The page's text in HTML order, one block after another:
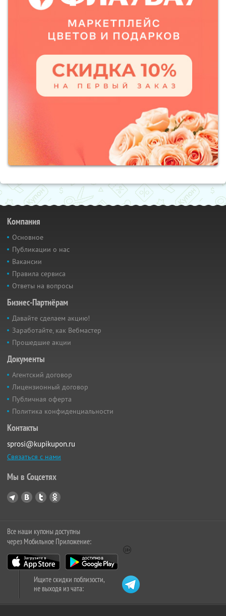
Компания
Основное
Публикации о нас
Вакансии
Правила сервиса
Ответы на вопросы
Бизнес-Партнёрам
Давайте сделаем акцию!
Заработайте, как Вебмастер
Прошедшие акции
Документы
Агентский договор
Лицензионный договор
Публичная оферта
Политика конфиденциальности
Контакты
sprosi@kupikupon.ru
Связаться с нами
Мы в Соцсетях
Все наши купоны доступны
через Мобильное Приложение:
Ищите скидки поблизости,
не выходя из чата: